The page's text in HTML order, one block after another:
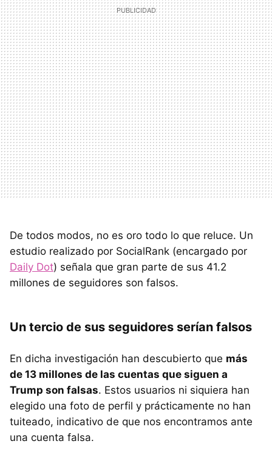
De todos modos, no es oro todo lo que reluce. Un
estudio realizado por SocialRank (encargado por
Daily Dot) señala que gran parte de sus 41.2
millones de seguidores son falsos.
Un tercio de sus seguidores serían falsos
En dicha investigación han descubierto que más
de 13 millones de las cuentas que siguen a
Trump son falsas. Estos usuarios ni siquiera han
elegido una foto de perfil y prácticamente no han
tuiteado, indicativo de que nos encontramos ante
una cuenta falsa.